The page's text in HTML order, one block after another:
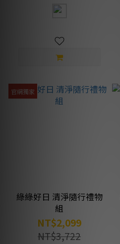
官網獨家
綠綠好日 清淨隨行禮物
組
NT$2,099
NT$3,722